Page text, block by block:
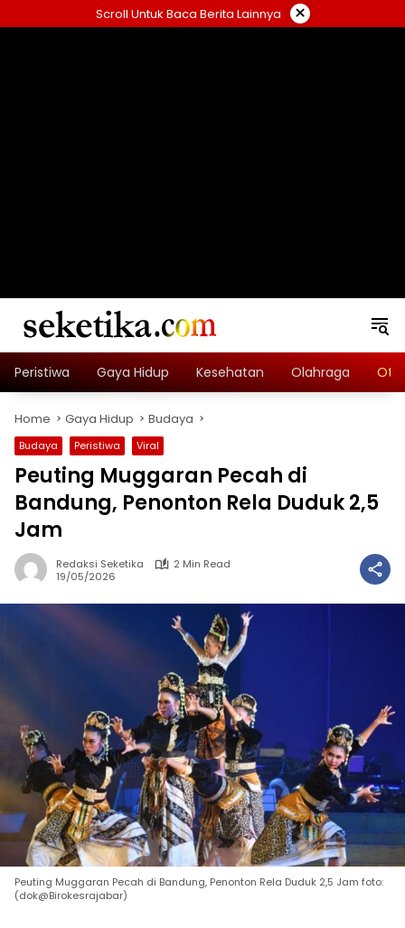
to
Scroll Untuk Baca Berita Lainnya ×
Peristiwa Gaya Hidup Kesehatan Olahraga
Home Gaya Hidup Budaya
Budaya Peristiwa Viral
Peuting Muggaran Pecah di
Bandung, Penonton Rela Duduk 2,5
Jam
Redaksi Seketika
2 Min Read
19/05/2026
Peuting Muggaran Pecah di Bandung, Penonton Rela Duduk 2,5 Jam foto:
(dok@Birokesrajabar)